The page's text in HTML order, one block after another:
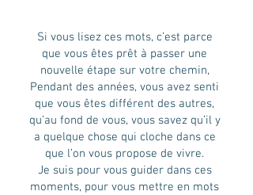
Si vous lisez ces mots, c’est parce
que vous êtes prêt à passer une
nouvelle étape sur votre chemin,
Pendant des années, vous avez senti
que vous êtes différent des autres,
qu’au fond de vous, vous savez qu’il y
a quelque chose qui cloche dans ce
que l’on vous propose de vivre.
Je suis pour vous guider dans ces
moments, pour vous mettre en mots